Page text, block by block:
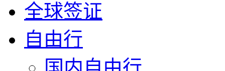
全球签证
自由行